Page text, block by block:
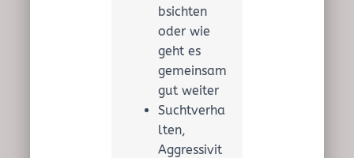
bsichten
oder wie
geht es
gemeinsam
gut weiter
Suchtverha
lten,
Aggressivit